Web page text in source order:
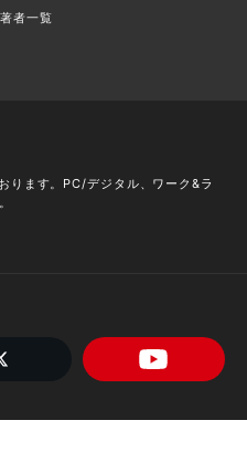
著者一覧
ります。PC/デジタル、ワーク&ラ